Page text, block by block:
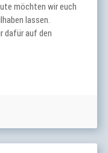
möchten wir euch
lassen.
dafür auf den